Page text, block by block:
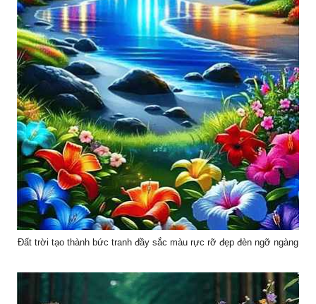
Đất trời tạo thành bức tranh đầy sắc màu rực rỡ đẹp đèn ngỡ ngàng